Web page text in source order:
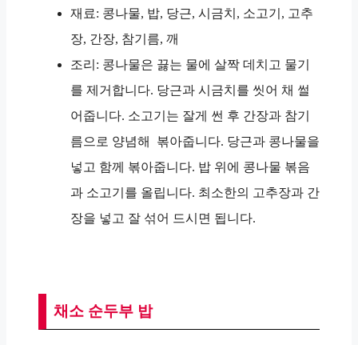
재료: 콩나물, 밥, 당근, 시금치, 소고기, 고추
장, 간장, 참기름, 깨
조리: 콩나물은 끓는 물에 살짝 데치고 물기
를 제거합니다. 당근과 시금치를 씻어 채 썰
어줍니다. 소고기는 잘게 썬 후 간장과 참기
름으로 양념해 볶아줍니다. 당근과 콩나물을
넣고 함께 볶아줍니다. 밥 위에 콩나물 볶음
과 소고기를 올립니다. 최소한의 고추장과 간
장을 넣고 잘 섞어 드시면 됩니다.
채소 순두부 밥